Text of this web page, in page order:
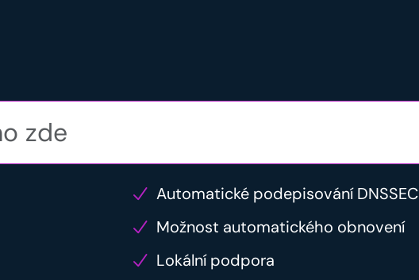
Automatické podepisování DNSSEC
Možnost automatického obnovení
Lokální podpora